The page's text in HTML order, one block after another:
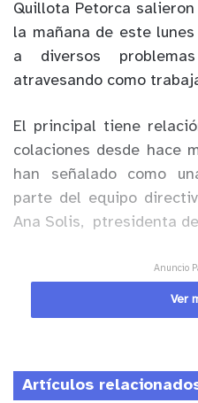
Quillota Petorca
la mañana de este
a diversos
atravesando como
El principal tiene
colaciones desde hace
han señalado como
parte del equipo
Ana Solis, ptresidenta de
Anuncio
“Tenemos una molestia
meses sin
pesos `para su
responsabilidad del
Ver
Artículos